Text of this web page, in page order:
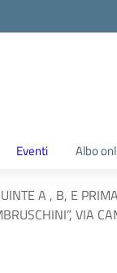
Eventi Albo
A , B, E
VIA